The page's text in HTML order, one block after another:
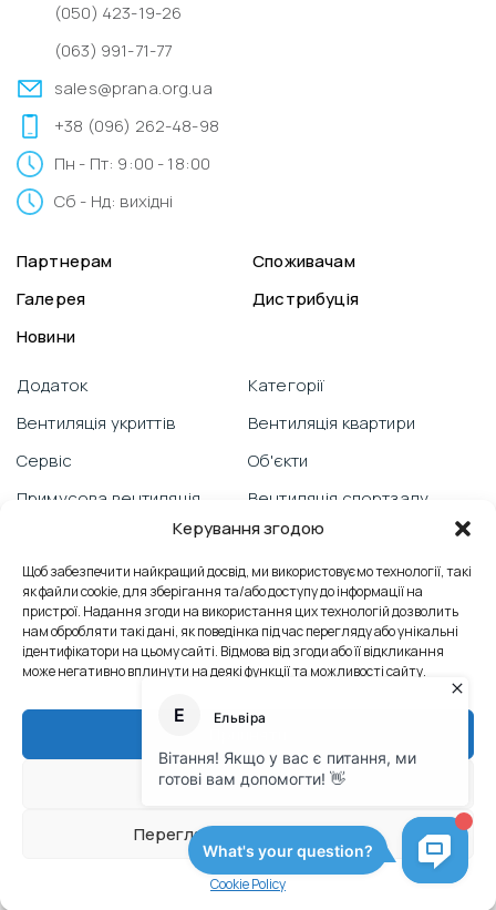
Керування згодою
Щоб забезпечити найкращий досвід, ми використовуємо технології, такі
як файли cookie, для зберігання та/або доступу до інформації на
пристрої. Надання згоди на використання цих технологій дозволить
нам обробляти такі дані, як поведінка під час перегляду або унікальні
ідентифікатори на цьому сайті. Відмова від згоди або її відкликання
може негативно вплинути на деякі функції та можливості сайту.
Прийняти
Відхилити
Переглянути налаштування
Cookie Policy
(050) 423-19-26
(063) 991-71-77
sales@prana.org.ua
+38 (096) 262-48-98
Пн - Пт: 9:00 - 18:00
Сб - Нд: вихідні
Партнерам
Споживачам
Галерея
Дистрибуція
Новини
Додаток
Вентиляція укриттів
Сервіс
Примусова вентиляція
PRANA зі смартфону
Технічна підтримка
Боротьба з пліснявою
Тех. док. M2023
Категорії
Вентиляція квартири
Об'єкти
Вентиляція спортзалу
Відеоблог
Вентиляція школи
Відгуки
Вентиляція офісу
Промислова вентиляція
Політика конфіденційності
Розробка сайтів